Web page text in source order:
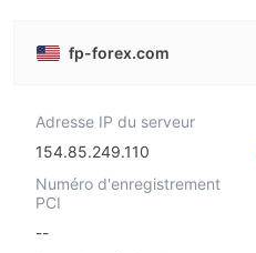
fp-forex.com
Adresse IP du serveur
154.85.249.110
Numéro d'enregistrement
PCI
--